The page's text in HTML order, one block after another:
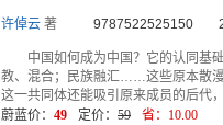
许倬云 著 9787522525150
中国如何成为中国？它的认同基
教、混合；民族融汇……这些原本散漫
这一共同体还能吸引原来成员的后代
蔚蓝价： 49 定价： 59 省： 10.00